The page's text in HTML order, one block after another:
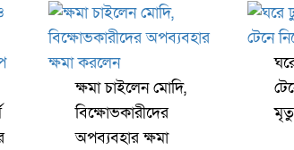
ক্ষমা চাইলেন মোদি,
বিক্ষোভকারীদের
অপব্যবহার ক্ষমা